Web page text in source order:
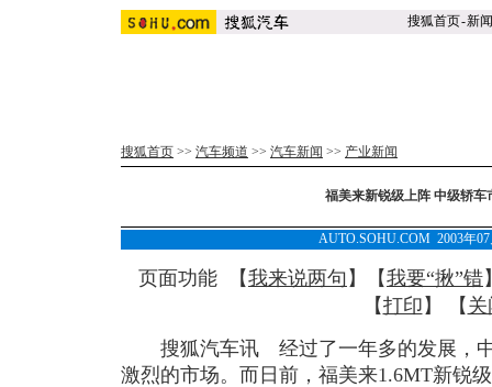
搜狐首页-新闻
搜狐首页 >> 汽车频道 >> 汽车新闻 >> 产业新闻
福美来新锐级上阵 中级轿车
AUTO.SOHU.COM 2003年
页面功能 【我来说两句 】【我要“揪”错
【打印 】 【 关
搜狐汽车讯 经过了一年多的发展，中
激烈的市场。而日前，福美来1.6MT新锐